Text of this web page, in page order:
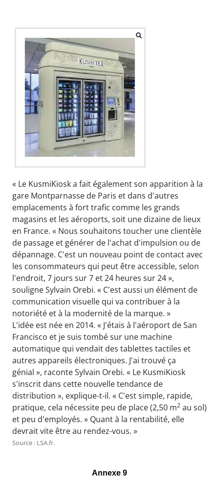
« Le KusmiKiosk a fait également son apparition à la
gare Montparnasse de Paris et dans d'autres
emplacements à fort trafic comme les grands
magasins et les aéroports, soit une dizaine de lieux
en France. « Nous souhaitons toucher une clientèle
de passage et générer de l'achat d'impulsion ou de
dépannage. C'est un nouveau point de contact avec
les consommateurs qui peut être accessible, selon
l'endroit, 7 jours sur 7 et 24 heures sur 24 »,
souligne Sylvain Orebi. « C'est aussi un élément de
communication visuelle qui va contribuer à la
notoriété et à la modernité de la marque. »
L'idée est née en 2014. « J'étais à l'aéroport de San
Francisco et je suis tombé sur une machine
automatique qui vendait des tablettes tactiles et
autres appareils électroniques. J'ai trouvé ça
génial », raconte Sylvain Orebi. « Le KusmiKiosk
s'inscrit dans cette nouvelle tendance de
distribution », explique-t-il. « C'est simple, rapide,
pratique, cela nécessite peu de place (2,50 m2 au sol)
et peu d'employés. » Quant à la rentabilité, elle
devrait vite être au rendez-vous. »
Source : LSA.fr.
Annexe 9